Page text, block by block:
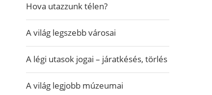
Hova utazzunk télen?
A világ legszebb városai
A légi utasok jogai – járatkésés, törlés
A világ legjobb múzeumai